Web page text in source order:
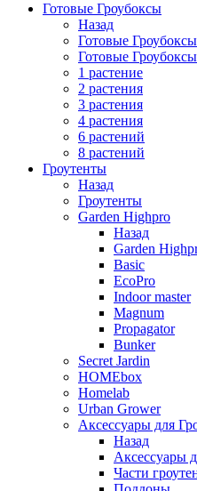
Готовые Гроубоксы
Назад
Готовые Гроубоксы
Готовые
1 растение
2 растения
3 растения
4 растения
6 растений
8 растений
Гроутенты
Назад
Гроутенты
Garden Highpro
Назад
Garden
Basic
EcoPro
Indoor master
Magnum
Propagator
Bunker
Secret Jardin
HOMEbox
Homelab
Urban Grower
Аксессуары для
Назад
Аксессуары
Части